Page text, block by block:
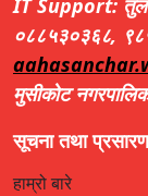
०८८५३०३६८,
मुसीकोट
सूचना तथा
हाम्रो बारे